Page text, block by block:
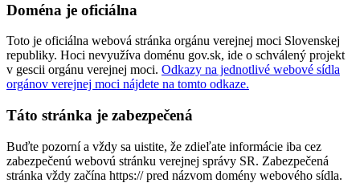
Doména je oficiálna
Toto je oficiálna webová stránka orgánu verejnej moci Slovenskej
republiky. Hoci nevyužíva doménu gov.sk, ide o schválený projekt
v gescii orgánu verejnej moci. Odkazy na jednotlivé webové sídla
orgánov verejnej moci nájdete na tomto odkaze.
Táto stránka je zabezpečená
Buďte pozorní a vždy sa uistite, že zdieľate informácie iba cez
zabezpečenú webovú stránku verejnej správy SR. Zabezpečená
stránka vždy začína https:// pred názvom domény webového sídla.